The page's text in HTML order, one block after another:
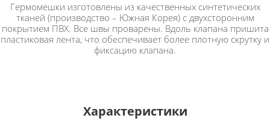
Гермомешки изготовлены из качественных синтетических
тканей (производство – Южная Корея) с двухсторонним
покрытием ПВХ. Все швы проварены. Вдоль клапана пришита
пластиковая лента, что обеспечивает более плотную скрутку и
фиксацию клапана.
Характеристики